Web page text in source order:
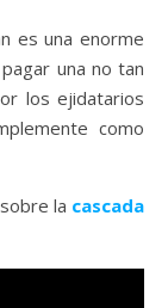
es una enorme
una no tan
los ejidatarios
como
la cascada